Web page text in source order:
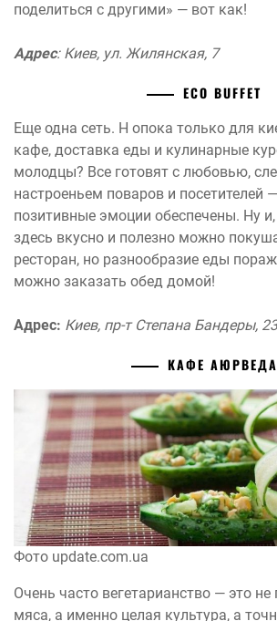
поделиться с другими» — вот как!
Адрес: Киев, ул. Жилянская, 7
ECO BUFFET
Еще одна сеть. Н опока только для
кафе, доставка еды и кулинарные
молодцы? Все готовят с любовью,
настроеньем поваров и посетителей
позитивные эмоции обеспечены. Ну
здесь вкусно и полезно можно
ресторан, но разнообразие еды
можно заказать обед домой!
Адрес: Киев, пр-т Степана Бандеры, 23
КАФЕ АЮРВЕДА
Фото update.com.ua
Очень часто вегетарианство — это не
мяса, а именно целая культура, а